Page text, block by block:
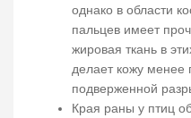
однако в области
пальцев имеет
жировая ткань в
делает кожу менее
подверженной
Края раны у птиц